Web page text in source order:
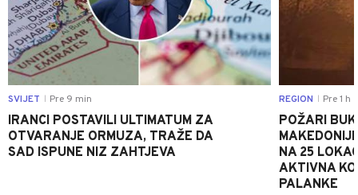
SVIJET Pre 9 min
IRANCI POSTAVILI ULTIMATUM ZA
OTVARANJE ORMUZA, TRAŽE DA
SAD ISPUNE NIZ ZAHTJEVA
REGION Pre 1 h
POŽARI
NA 25
AKTIVNA
PALANKE